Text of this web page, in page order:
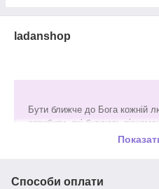
ladanshop
Бути ближче до Бога кожній
атрибути, які бувають
зовнішнім виглядом і
помірними цінами і якісним
Способи оплати